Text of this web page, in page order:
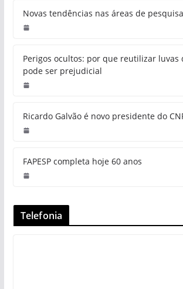
Novas tendências nas áreas de
Perigos ocultos: por que reutilizar luvas
pode ser prejudicial
Ricardo Galvão é novo presidente do
FAPESP completa hoje 60 anos
Telefonia